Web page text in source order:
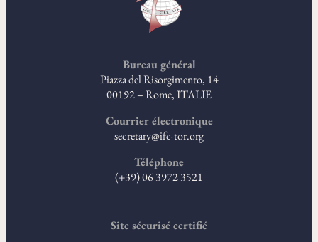
Bureau général
Piazza del Risorgimento, 14
00192 – Rome, ITALIE
Courrier électronique
secretary@ifc-tor.org
Téléphone
(+39) 06 3972 3521
Site sécurisé certifié